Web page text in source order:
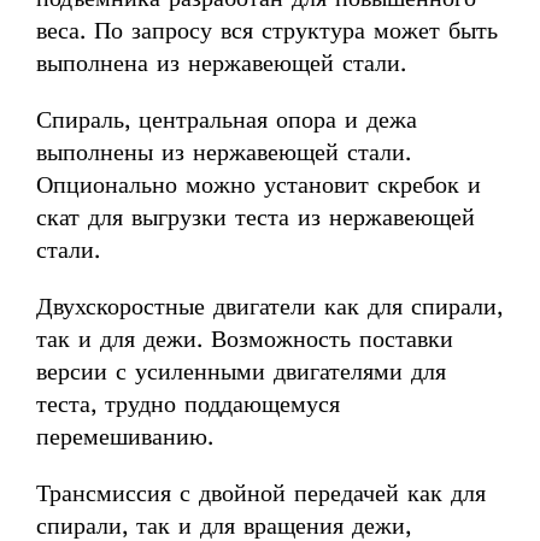
веса. По запросу вся структура может быть
выполнена из нержавеющей стали.
Спираль, центральная опора и дежа
выполнены из нержавеющей стали.
Опционально можно установит скребок и
скат для выгрузки теста из нержавеющей
стали.
Двухскоростные двигатели как для спирали,
так и для дежи. Возможность поставки
версии с усиленными двигателями для
теста, трудно поддающемуся
перемешиванию.
Трансмиссия с двойной передачей как для
спирали, так и для вращения дежи,